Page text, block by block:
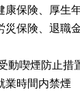
康保険、厚生
災保険、退職
動喫煙防止措
業時間内禁煙